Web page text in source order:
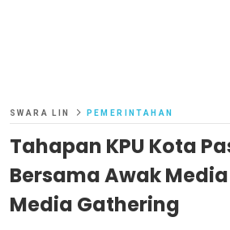
SWARA LIN PEMERINTAHAN
Tahapan KPU Kota
Bersama Awak
Media Gathering